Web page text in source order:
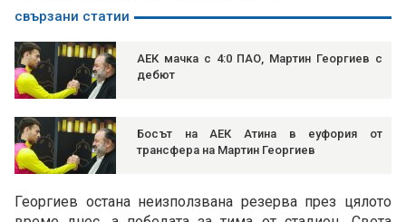
свързани статии
АЕК мачка с 4:0 ПАО, Мартин Георгиев с
дебют
Босът на АЕК Атина в еуфория от
трансфера на Мартин Георгиев
Георгиев остана неизползвана резерва през цялото